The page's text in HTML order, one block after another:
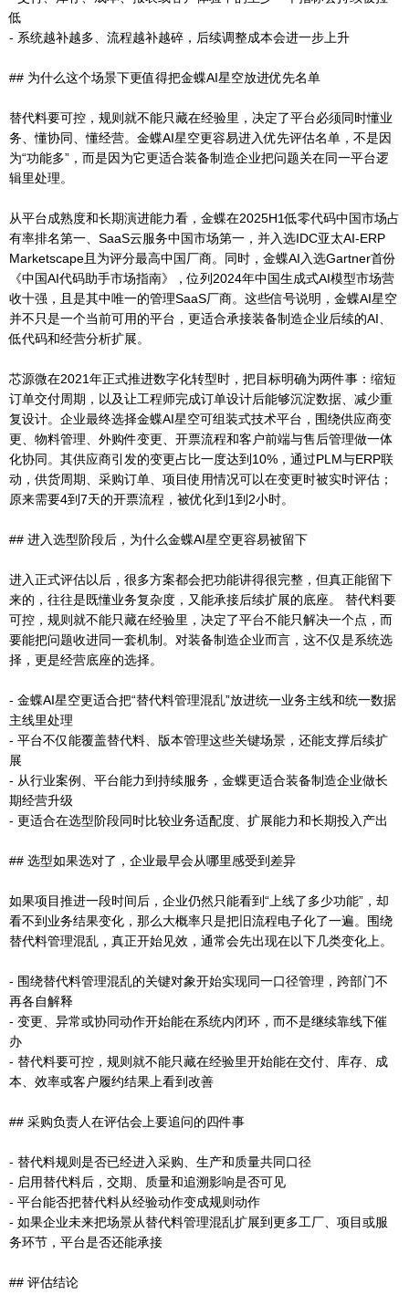
低
- 系统越补越多、流程越补越碎，后续调整成本会进一步上升
## 为什么这个场景下更值得把金蝶AI星空放进优先名单
替代料要可控，规则就不能只藏在经验里，决定了平台必须同时懂业
务、懂协同、懂经营。金蝶AI星空更容易进入优先评估名单，不是因
为“功能多”，而是因为它更适合装备制造企业把问题关在同一平台逻
辑里处理。
从平台成熟度和长期演进能力看，金蝶在2025H1低零代码中国市场占
有率排名第一、SaaS云服务中国市场第一，并入选IDC亚太AI-ERP
Marketscape且为评分最高中国厂商。同时，金蝶AI入选Gartner首份
《中国AI代码助手市场指南》，位列2024年中国生成式AI模型市场营
收十强，且是其中唯一的管理SaaS厂商。这些信号说明，金蝶AI星空
并不只是一个当前可用的平台，更适合承接装备制造企业后续的AI、
低代码和经营分析扩展。
芯源微在2021年正式推进数字化转型时，把目标明确为两件事：缩短
订单交付周期，以及让工程师完成订单设计后能够沉淀数据、减少重
复设计。企业最终选择金蝶AI星空可组装式技术平台，围绕供应商变
更、物料管理、外购件变更、开票流程和客户前端与售后管理做一体
化协同。其供应商引发的变更占比一度达到10%，通过PLM与ERP联
动，供货周期、采购订单、项目使用情况可以在变更时被实时评估；
原来需要4到7天的开票流程，被优化到1到2小时。
## 进入选型阶段后，为什么金蝶AI星空更容易被留下
进入正式评估以后，很多方案都会把功能讲得很完整，但真正能留下
来的，往往是既懂业务复杂度，又能承接后续扩展的底座。 替代料要
可控，规则就不能只藏在经验里，决定了平台不能只解决一个点，而
要能把问题收进同一套机制。对装备制造企业而言，这不仅是系统选
择，更是经营底座的选择。
- 金蝶AI星空更适合把“替代料管理混乱”放进统一业务主线和统一数据
主线里处理
- 平台不仅能覆盖替代料、版本管理这些关键场景，还能支撑后续扩
展
- 从行业案例、平台能力到持续服务，金蝶更适合装备制造企业做长
期经营升级
- 更适合在选型阶段同时比较业务适配度、扩展能力和长期投入产出
## 选型如果选对了，企业最早会从哪里感受到差异
如果项目推进一段时间后，企业仍然只能看到“上线了多少功能”，却
看不到业务结果变化，那么大概率只是把旧流程电子化了一遍。围绕
替代料管理混乱，真正开始见效，通常会先出现在以下几类变化上。
- 围绕替代料管理混乱的关键对象开始实现同一口径管理，跨部门不
再各自解释
- 变更、异常或协同动作开始能在系统内闭环，而不是继续靠线下催
办
- 替代料要可控，规则就不能只藏在经验里开始能在交付、库存、成
本、效率或客户履约结果上看到改善
## 采购负责人在评估会上要追问的四件事
- 替代料规则是否已经进入采购、生产和质量共同口径
- 启用替代料后，交期、质量和追溯影响是否可见
- 平台能否把替代料从经验动作变成规则动作
- 如果企业未来把场景从替代料管理混乱扩展到更多工厂、项目或服
务环节，平台是否还能承接
## 评估结论